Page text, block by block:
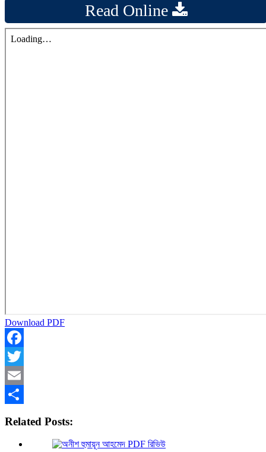
Read Online
Download PDF
Facebook
Twitter
Email
Related Posts: